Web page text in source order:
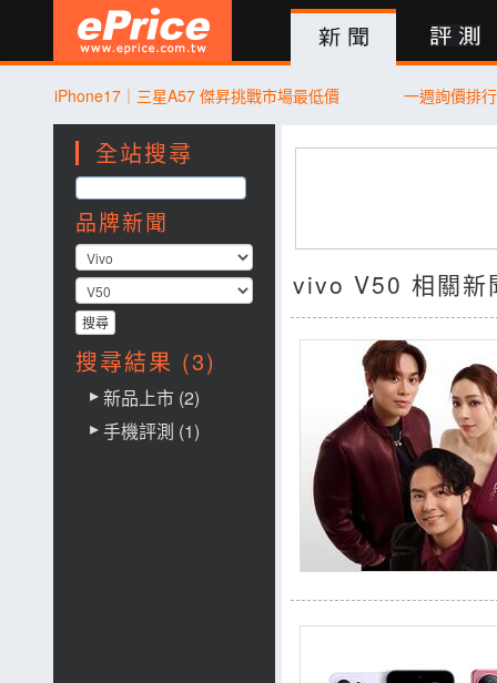
評測 討論 產品 買賣 商城 登入
iPhone17｜三星A57 傑昇挑戰市場最低價 一週詢價排
全站搜尋
品牌新聞
搜尋結果 (3)
新品上市 (2)
手機評測 (1)
vivo V50 相關新